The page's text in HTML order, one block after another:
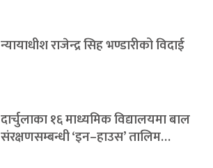
न्यायाधीश राजेन्द्र सिह भण्डारीको विदाई
दार्चुलाका १६ माध्यमिक विद्यालयमा बाल
संरक्षणसम्बन्धी ‘इन–हाउस’ तालिम…